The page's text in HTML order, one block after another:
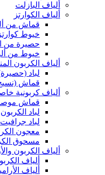
ألياف البازلت
ألياف الكوارتز
قماش من
خيوط
حصيرة من
خيوط من
ألياف الكربون
لباد
قماش
ألياف كربونية
قماش
لباد الكربون
لباد
معجون
مسحوق
ألياف الكربون
ألياف
ألياف